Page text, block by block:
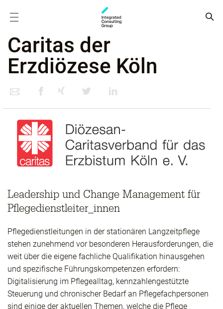
Caritas der
Erzdiözese Köln
Leadership und Change Management für
Pflegedienstleiter_innen
Pflegedienstleitungen in der stationären Langzeitpflege
stehen zunehmend vor besonderen Herausforderungen, die
weit über die eigene fachliche Qualifikation hinausgehen
und spezifische Führungskompetenzen erfordern:
Digitalisierung im Pflegealltag, kennzahlengestützte
Steuerung und chronischer Bedarf an Pflegefachpersonen
sind einige der aktuellen Themen, welche die Pflege